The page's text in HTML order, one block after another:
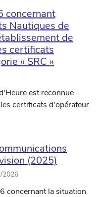
concernant
Nautiques de
de
certificats
« SRC »
est reconnue
certificats d'opérateur
(2025)
2026
concernant la situation